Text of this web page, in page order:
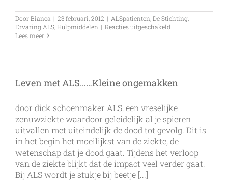
DoorBianca | 23 februari, 2012 | ALSpatienten,De Stichting,
Ervaring ALS,Hulpmiddelen | Reacties uitgeschakeld
Gevers
Lees meer
Leven met ALS……Kleine ongemakken
door dick schoenmaker ALS, een vreselijke
zenuwziekte waardoor geleidelijk al je spieren
uitvallen met uiteindelijk de dood tot gevolg. Dit is
in het begin het moeilijkst van de ziekte, de
wetenschap dat je dood gaat. Tijdens het verloop
van de ziekte blijkt dat de impact veel verder gaat.
Bij ALS wordt je stukje bij beetje [...]